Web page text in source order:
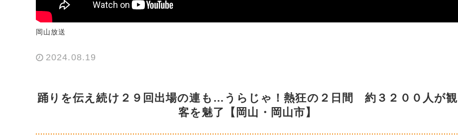
岡山放送
2024.08.19
踊りを伝え続け２９回出場の連も…うらじゃ！熱狂の２日間 約３２００人が観
客を魅了【岡山・岡山市】